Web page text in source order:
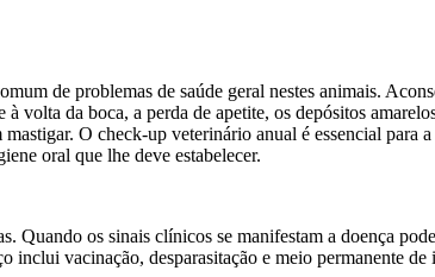
de problemas de saúde geral nestes animais.
da boca, a perda de apetite, os depósitos
O check-up veterinário anual é essencial para
oral que lhe deve estabelecer.
Quando os sinais clínicos se manifestam a doença
inclui vacinação, desparasitação e meio permanente